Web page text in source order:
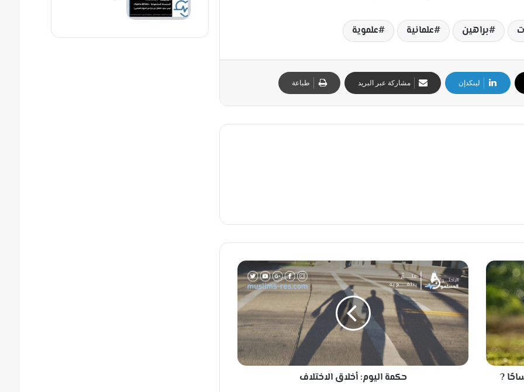
براهين علمانية علموية
لينكدإن مشاركة عبر البريد طباعة
?
ح
ك
م
ة
ا
ل
ي
و
م
حكمة اليوم: أخلاق الاختلاف